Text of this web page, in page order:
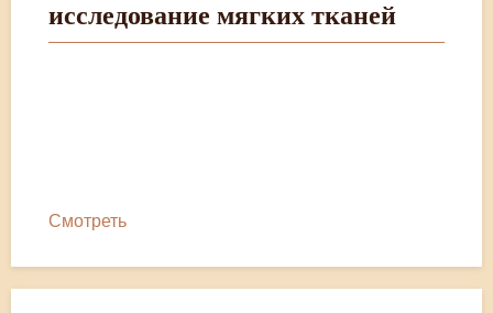
исследование мягких тканей
Смотреть